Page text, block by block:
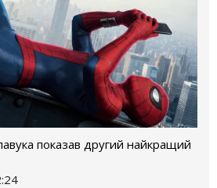
показав другий найкращий